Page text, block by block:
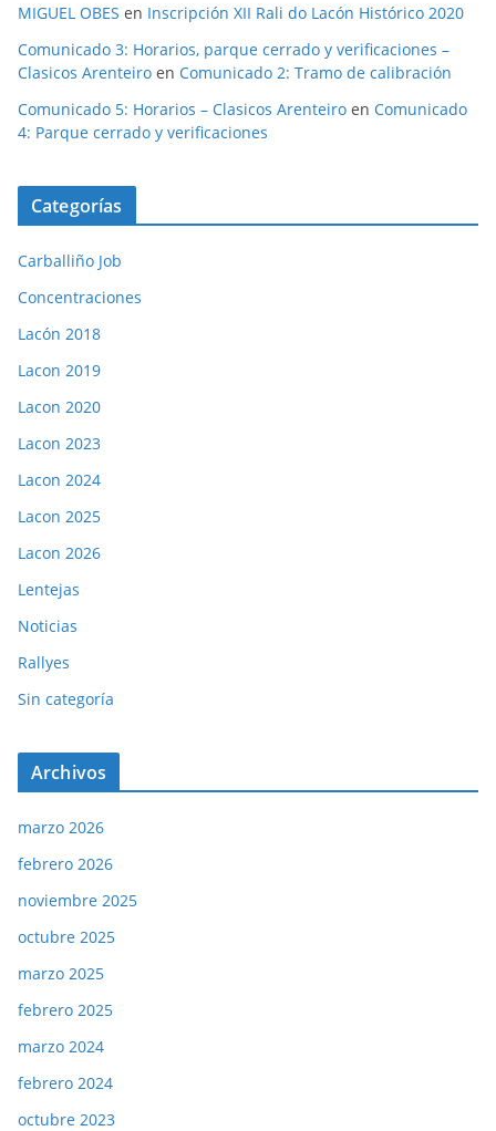
MIGUEL OBES en Inscripción XII Rali do Lacón Histórico 2020
Comunicado 3: Horarios, parque cerrado y verificaciones –
Clasicos Arenteiro en Comunicado 2: Tramo de calibración
Comunicado 5: Horarios – Clasicos Arenteiro en Comunicado
4: Parque cerrado y verificaciones
Categorías
Carballiño Job
Concentraciones
Lacón 2018
Lacon 2019
Lacon 2020
Lacon 2023
Lacon 2024
Lacon 2025
Lacon 2026
Lentejas
Noticias
Rallyes
Sin categoría
Archivos
marzo 2026
febrero 2026
noviembre 2025
octubre 2025
marzo 2025
febrero 2025
marzo 2024
febrero 2024
octubre 2023